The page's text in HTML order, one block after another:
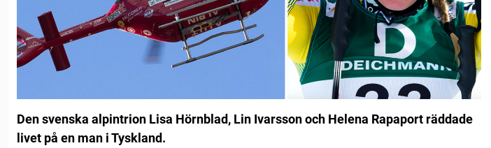
Den svenska alpintrion Lisa Hörnblad, Lin Ivarsson och Helena Rapaport räddade
livet på en man i Tyskland.